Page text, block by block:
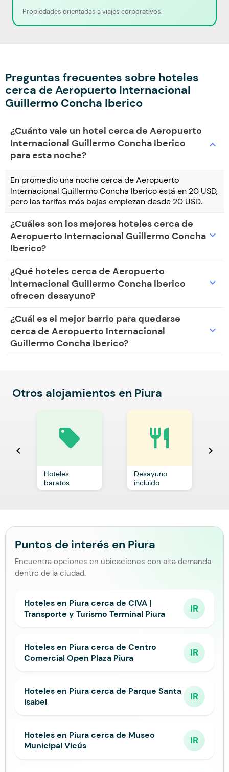
Propiedades orientadas a viajes corporativos.
Preguntas frecuentes sobre hoteles
cerca de Aeropuerto Internacional
Guillermo Concha Iberico
¿Cuánto vale un hotel cerca de Aeropuerto
Internacional Guillermo Concha Iberico
para esta noche?
expand_more
En promedio una noche cerca de Aeropuerto
Internacional Guillermo Concha Iberico está en 20 USD,
pero las tarifas más bajas empiezan desde 20 USD.
¿Cuáles son los mejores hoteles cerca de
Aeropuerto Internacional Guillermo Concha
Iberico?
expand_more
¿Qué hoteles cerca de Aeropuerto
Internacional Guillermo Concha Iberico
ofrecen desayuno?
expand_more
¿Cuál es el mejor barrio para quedarse
cerca de Aeropuerto Internacional
Guillermo Concha Iberico?
expand_more
Otros alojamientos en Piura
chevron_left
local_offer
Hoteles
baratos
restaurant
Desayuno
incluido
chevron_right
Puntos de interés en Piura
Encuentra opciones en ubicaciones con alta demanda
dentro de la ciudad.
Hoteles en Piura cerca de CIVA |
Transporte y Turismo Terminal Piura
IR
Hoteles en Piura cerca de Centro
Comercial Open Plaza Piura
IR
Hoteles en Piura cerca de Parque Santa
Isabel
IR
Hoteles en Piura cerca de Museo
Municipal Vicús
IR